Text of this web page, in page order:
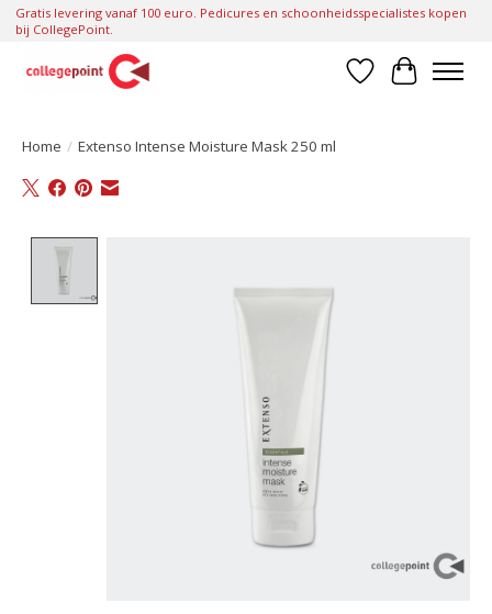
Gratis levering vanaf 100 euro. Pedicures en schoonheidsspecialistes kopen
bij CollegePoint.
Verlanglijst
Home / Extenso Intense Moisture Mask 250 ml